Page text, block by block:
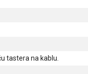
tastera na kablu.